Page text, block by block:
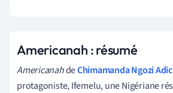
Americanah : résumé
AmericanahdeChimamanda Ngozi
protagoniste, Ifemelu, une Nigériane